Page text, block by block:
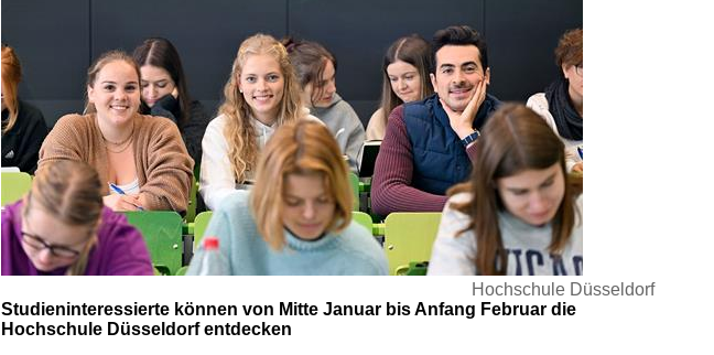
Hochschule Düsseldorf
Studieninteressierte können von Mitte Januar bis Anfang Februar die
Hochschule Düsseldorf entdecken